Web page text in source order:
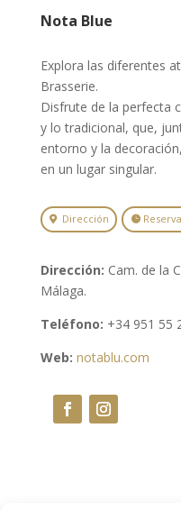
Nota Blue
Explora las diferentes
Brasserie.
Disfrute de la perfecta
y lo tradicional, que,
entorno y la
en un lugar singular.
Dirección
Dirección: Cam. de la
Málaga.
Teléfono: +34 951 55
Web: notablu.com